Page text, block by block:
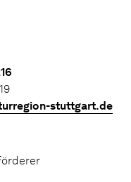
stuttgart.de